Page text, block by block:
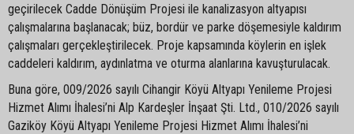
geçirilecek Cadde Dönüşüm Projesi ile kanalizasyon altyapısı
çalışmalarına başlanacak; büz, bordür ve parke döşemesiyle kaldırım
çalışmaları gerçekleştirilecek. Proje kapsamında köylerin en işlek
caddeleri kaldırım, aydınlatma ve oturma alanlarına kavuşturulacak.
Buna göre, 009/2026 sayılı Cihangir Köyü Altyapı Yenileme Projesi
Hizmet Alımı İhalesi’ni Alp Kardeşler İnşaat Şti. Ltd., 010/2026 sayılı
Gaziköy Köyü Altyapı Yenileme Projesi Hizmet Alımı İhalesi’ni